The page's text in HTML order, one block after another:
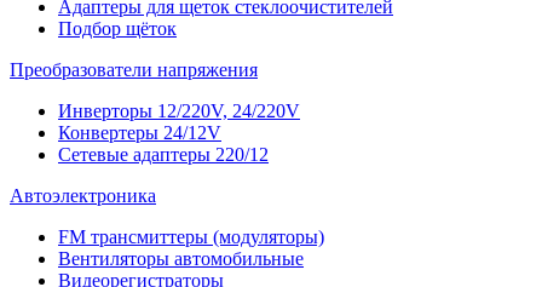
Адаптеры для щеток стеклоочистителей
Подбор щёток
Преобразователи напряжения
Инверторы 12/220V, 24/220V
Конвертеры 24/12V
Сетевые адаптеры 220/12
Автоэлектроника
FM трансмиттеры (модуляторы)
Вентиляторы автомобильные
Видеорегистраторы